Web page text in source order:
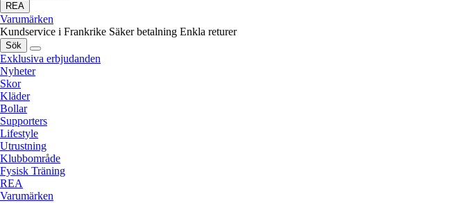
REA
Varumärken
Kundservice i Frankrike Säker betalning Enkla returer
Sök
Exklusiva erbjudanden
Nyheter
Skor
Kläder
Bollar
Supporters
Lifestyle
Utrustning
Klubbområde
Fysisk Träning
REA
Varumärken